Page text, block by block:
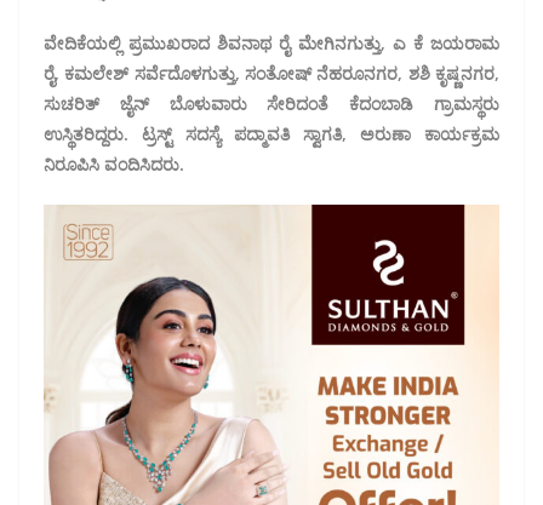
ವೇದಿಕೆಯಲ್ಲಿ ಪ್ರಮುಖರಾದ ಶಿವನಾಥ ರೈ ಮೇಗಿನಗುತ್ತು, ಎ ಕೆ ಜಯರಾಮ
ರೈ, ಕಮಲೇಶ್ ಸರ್ವೆದೊಳಗುತ್ತು, ಸಂತೋಷ್ ನೆಹರೂನಗರ, ಶಶಿ ಕೃಷ್ಣನಗರ,
ಸುಚರಿತ್ ಜೈನ್ ಬೊಳುವಾರು ಸೇರಿದಂತೆ ಕೆದಂಬಾಡಿ ಗ್ರಾಮಸ್ಥರು
ಉಸ್ಥಿತರಿದ್ದರು. ಟ್ರಸ್ಟ್ ಸದಸ್ಯೆ ಪದ್ಮಾವತಿ ಸ್ವಾಗತಿ, ಅರುಣಾ ಕಾರ್ಯಕ್ರಮ
ನಿರೂಪಿಸಿ ವಂದಿಸಿದರು.